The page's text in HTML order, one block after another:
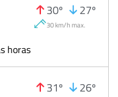
30º 27º
30 km/h max.
horas
31º 26º